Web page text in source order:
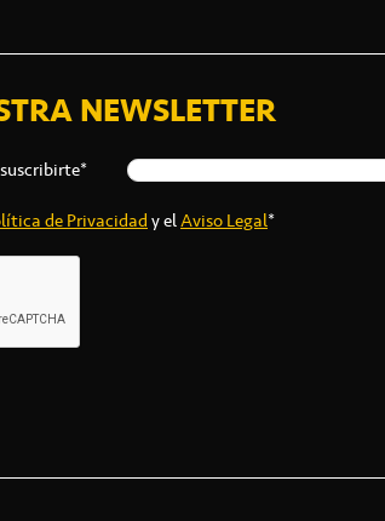
NEWSLETTER
de Privacidady elAviso Legal*